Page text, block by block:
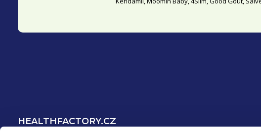
HEALTHFACTORY.CZ